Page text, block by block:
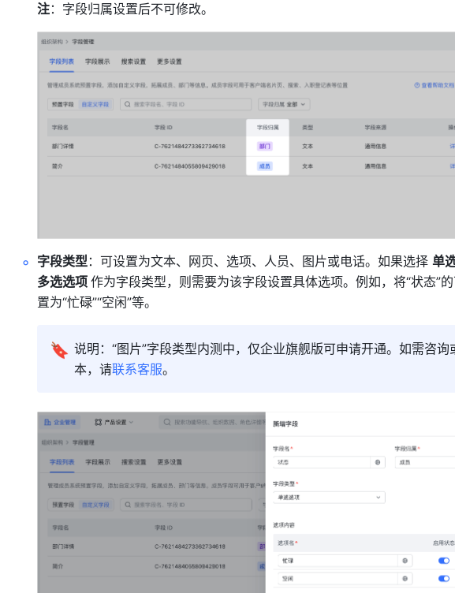
注：字段归属设置后不可修改。
字段类型 ：可设置为文本、网页、选项、人员、图片或电话。如果选择 单
多选选项 作为字段类型，则需要为该字段设置具体选项。例如，将“状态”
置为“忙碌”“空闲”等。
🔖 说明： “图片”字段类型内测中，仅企业旗舰版可申请开通。如需咨询
本，请联系客服。